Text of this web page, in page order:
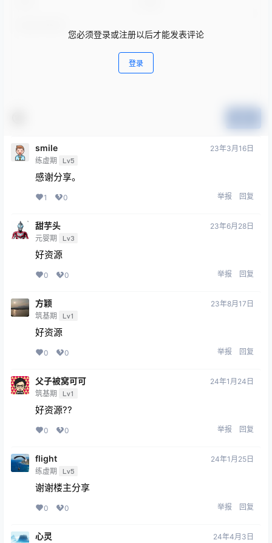
您必须登录或注册以后才能发表评论
登录
smile
练虚期 Lv5
23年3月16日
感谢分享。
1 0 举报 回复
甜芋头
元婴期 Lv3
23年6月28日
好资源
0 0 举报 回复
方颖
筑基期 Lv1
23年8月17日
好资源
0 0 举报 回复
父子被窝可可
筑基期 Lv1
24年1月24日
好资源??
0 0 举报 回复
flight
练虚期 Lv5
24年1月25日
谢谢楼主分享
0 0 举报 回复
心灵 24年4月3日